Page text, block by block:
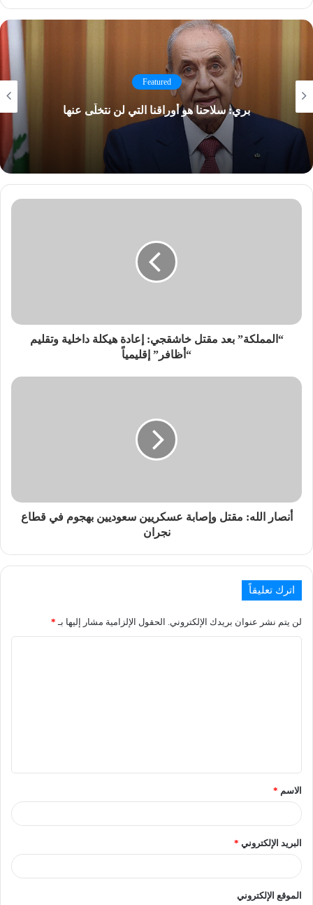
Featured
بري: سلاحنا هو أوراقنا التي لن نتخلّى عنها
“المملكة” بعد مقتل خاشقجي: إعادة هيكلة داخلية وتقليم
“أظافر” إقليمياً
أنصار الله: مقتل وإصابة عسكريين سعوديين بهجوم في قطاع
نجران
اترك تعليقاً
لن يتم نشر عنوان بريدك الإلكتروني. الحقول الإلزامية مشار إليها بـ *
الاسم *
البريد الإلكتروني *
الموقع الإلكتروني